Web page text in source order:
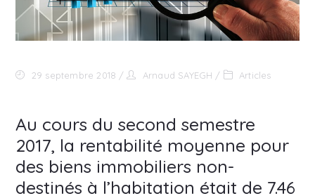
29 septembre 2018 Arnaud SAYEGH Articles
Au cours du second semestre
2017, la rentabilité moyenne pour
des biens immobiliers non-
destinés à l’habitation était de 7.46